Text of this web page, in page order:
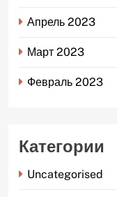
Апрель 2023
Март 2023
Февраль 2023
Категории
Uncategorised